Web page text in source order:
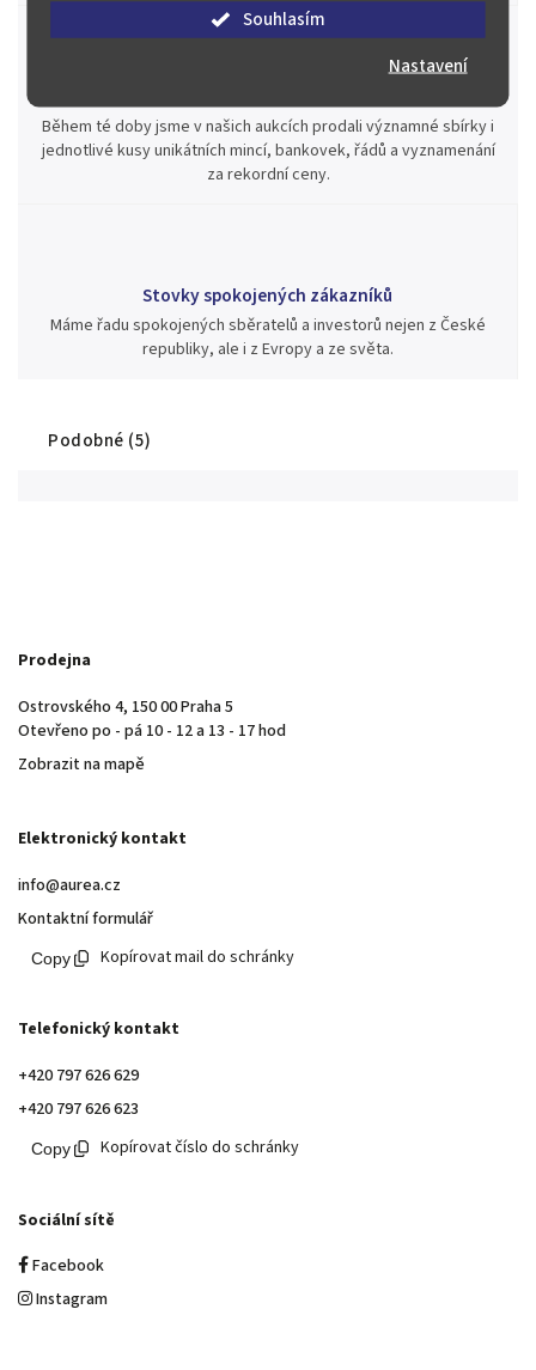
Souhlasím
Nastavení
Během té doby jsme v našich aukcích prodali významné sbírky i
jednotlivé kusy unikátních mincí, bankovek, řádů a vyznamenání
za rekordní ceny.
Stovky spokojených zákazníků
Máme řadu spokojených sběratelů a investorů nejen z České
republiky, ale i z Evropy a ze světa.
Podobné (5)
Prodejna
Ostrovského 4, 150 00 Praha 5
Otevřeno po - pá 10 - 12 a 13 - 17 hod
Zobrazit na mapě
Elektronický kontakt
info@aurea.cz
Kontaktní formulář
Kopírovat mail do schránky
Telefonický kontakt
+420 797 626 629
+420 797 626 623
Kopírovat číslo do schránky
Sociální sítě
Facebook
Instagram